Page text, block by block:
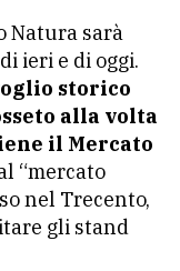
Natura sarà
ieri e di oggi.
storico
alla volta
il Mercato
“mercato
nel Trecento,
gli stand